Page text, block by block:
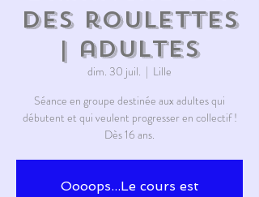
des roulettes
| adultes
dim. 30 juil.
  |
Lille
Séance en groupe destinée aux adultes qui
débutent et qui veulent progresser en collectif !
Dès 16 ans.
Oooops...Le cours est